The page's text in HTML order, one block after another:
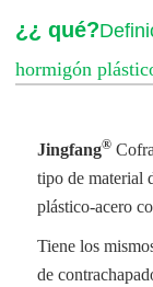
¿¿ qué?
hormigón
Jingfang®
tipo de material
plástico-acero
Tiene los
de